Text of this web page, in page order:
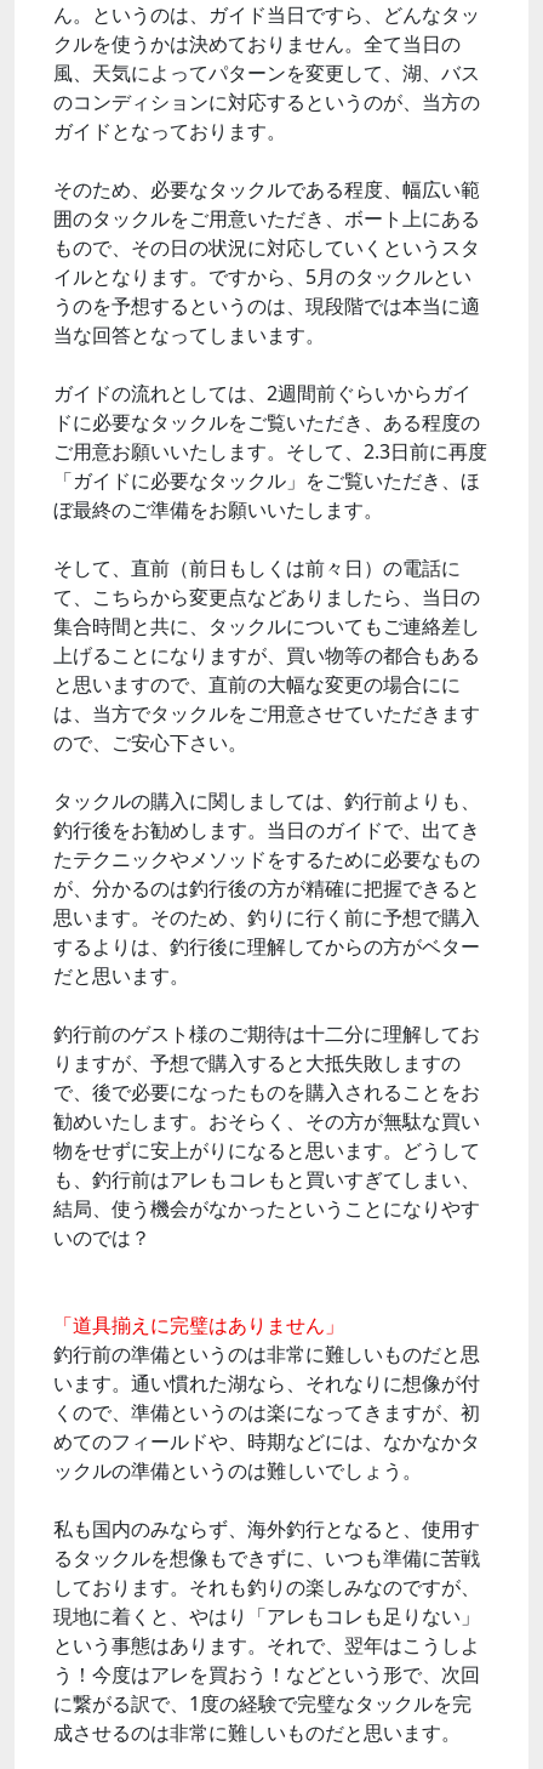
ん。というのは、ガイド当日ですら、どんなタッ
クルを使うかは決めておりません。全て当日の
風、天気によってパターンを変更して、湖、バス
のコンディションに対応するというのが、当方の
ガイドとなっております。
そのため、必要なタックルである程度、幅広い範
囲のタックルをご用意いただき、ボート上にある
もので、その日の状況に対応していくというスタ
イルとなります。ですから、5月のタックルとい
うのを予想するというのは、現段階では本当に適
当な回答となってしまいます。
ガイドの流れとしては、2週間前ぐらいからガイ
ドに必要なタックルをご覧いただき、ある程度の
ご用意お願いいたします。そして、2.3日前に再度
「ガイドに必要なタックル」をご覧いただき、ほ
ぼ最終のご準備をお願いいたします。
そして、直前（前日もしくは前々日）の電話に
て、こちらから変更点などありましたら、当日の
集合時間と共に、タックルについてもご連絡差し
上げることになりますが、買い物等の都合もある
と思いますので、直前の大幅な変更の場合にに
は、当方でタックルをご用意させていただきます
ので、ご安心下さい。
タックルの購入に関しましては、釣行前よりも、
釣行後をお勧めします。当日のガイドで、出てき
たテクニックやメソッドをするために必要なもの
が、分かるのは釣行後の方が精確に把握できると
思います。そのため、釣りに行く前に予想で購入
するよりは、釣行後に理解してからの方がベター
だと思います。
釣行前のゲスト様のご期待は十二分に理解してお
りますが、予想で購入すると大抵失敗しますの
で、後で必要になったものを購入されることをお
勧めいたします。おそらく、その方が無駄な買い
物をせずに安上がりになると思います。どうして
も、釣行前はアレもコレもと買いすぎてしまい、
結局、使う機会がなかったということになりやす
いのでは？
「道具揃えに完璧はありません」
釣行前の準備というのは非常に難しいものだと思
います。通い慣れた湖なら、それなりに想像が付
くので、準備というのは楽になってきますが、初
めてのフィールドや、時期などには、なかなかタ
ックルの準備というのは難しいでしょう。
私も国内のみならず、海外釣行となると、使用す
るタックルを想像もできずに、いつも準備に苦戦
しております。それも釣りの楽しみなのですが、
現地に着くと、やはり「アレもコレも足りない」
という事態はあります。それで、翌年はこうしよ
う！今度はアレを買おう！などという形で、次回
に繋がる訳で、1度の経験で完璧なタックルを完
成させるのは非常に難しいものだと思います。